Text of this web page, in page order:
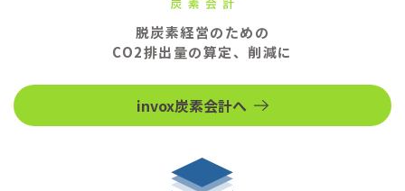
脱炭素経営のための
CO2排出量の算定、削減に
invox炭素会計へ